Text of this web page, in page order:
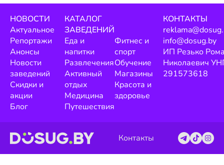
НОВОСТИ
Актуальное
Репортажи
Анонсы
Новости
заведений
Скидки и
акции
Блог
КАТАЛОГ
ЗАВЕДЕНИЙ
Еда и
напитки
Развлечения
Активный
отдых
Медицина
Путешествия
Фитнес и
спорт
Обучение
Магазины
Красота и
здоровье
КОНТАКТЫ
info@dosug.by
ИП Резько
Николаевич
291573618
Контакты